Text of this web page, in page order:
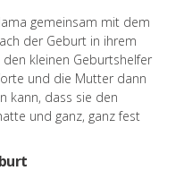
gemeinsam mit dem
der Geburt in ihrem
kleinen Geburtshelfer
und die Mutter dann
kann, dass sie den
und ganz, ganz fest